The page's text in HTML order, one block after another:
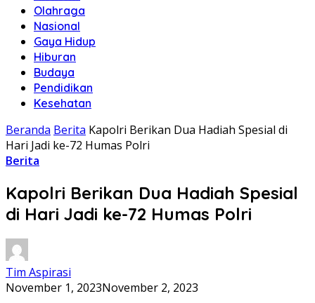
Olahraga
Nasional
Gaya Hidup
Hiburan
Budaya
Pendidikan
Kesehatan
Beranda Berita Kapolri Berikan Dua Hadiah Spesial di
Hari Jadi ke-72 Humas Polri
Berita
Kapolri Berikan Dua Hadiah Spesial
di Hari Jadi ke-72 Humas Polri
Tim Aspirasi
November 1, 2023November 2, 2023